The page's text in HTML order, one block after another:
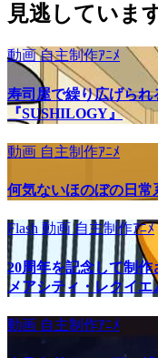
見逃していま
動画自主制作ｱﾆﾒ
寿司屋で繰り広げられ
『SUSHILOGY』
動画 自主制作ｱﾆﾒ
何気ないほのぼの日常
Flash 動画自主制作ｱﾆﾒ
20周年を記念して制
メアシティ・レクイエ
動画 自主制作ｱﾆﾒ